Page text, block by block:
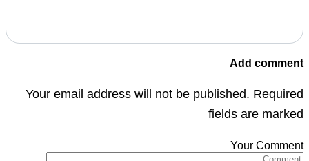
Add comment
Your email address will not be published. Required
fields are marked
Your Comment